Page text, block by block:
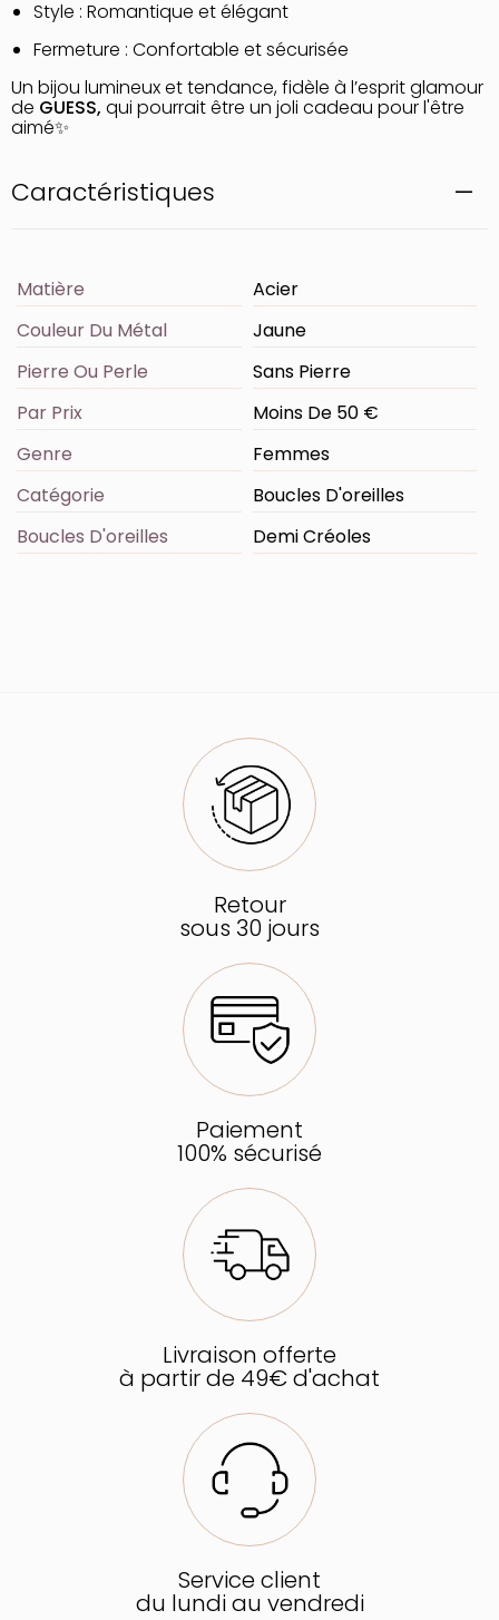
Style : Romantique et élégant
Fermeture : Confortable et sécurisée
Un bijou lumineux et tendance, fidèle à l’esprit glamour
de GUESS, qui pourrait être un joli cadeau pour l'être
aimé✨
Caractéristiques
Matière
Acier
Couleur Du Métal
Jaune
Pierre Ou Perle
Sans Pierre
Par Prix
Moins De 50 €
Genre
Femmes
Catégorie
Boucles D'oreilles
Boucles D'oreilles
Demi Créoles
Retour
sous 30 jours
Paiement
100% sécurisé
Livraison offerte
à partir de 49€ d'achat
Service client
du lundi au vendredi